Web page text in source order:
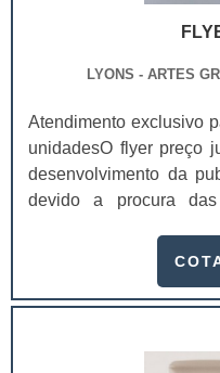
LYONS - ARTES
Atendimento exclusivo
unidadesO flyer preço
desenvolvimento da
devido a procura
modo, o flyer é uma
Características dos
gramatura;